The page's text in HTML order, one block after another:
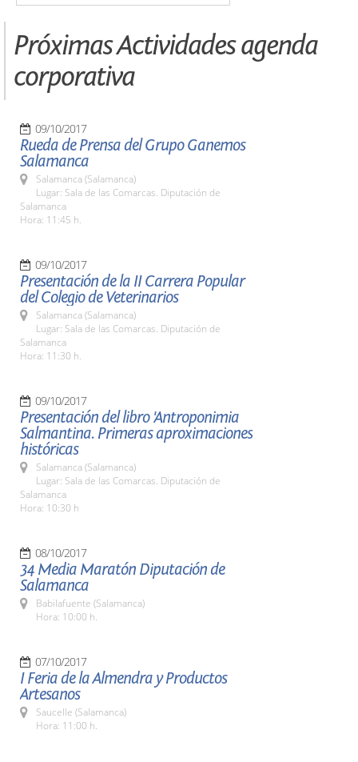
Próximas Actividades agenda
corporativa
09/10/2017
Rueda de Prensa del Grupo Ganemos
Salamanca
Salamanca (Salamanca)
Lugar: Sala de las Comarcas. Diputación de
Salamanca
Hora: 11:45 h.
09/10/2017
Presentación de la II Carrera Popular
del Colegio de Veterinarios
Salamanca (Salamanca)
Lugar: Sala de las Comarcas. Diputación de
Salamanca
Hora: 11:30 h.
09/10/2017
Presentación del libro 'Antroponimia
Salmantina. Primeras aproximaciones
históricas
Salamanca (Salamanca)
Lugar: Sala de las Comarcas. Diputación de
Salamanca
Hora: 10:30 h
08/10/2017
34 Media Maratón Diputación de
Salamanca
Babilafuente (Salamanca)
Hora: 10:00 h.
07/10/2017
I Feria de la Almendra y Productos
Artesanos
Saucelle (Salamanca)
Hora: 11:00 h.